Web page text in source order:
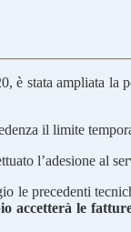
è stata ampliata la
il limite
l’adesione al
le precedenti
accetterà le